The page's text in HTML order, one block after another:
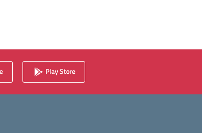
Play Store